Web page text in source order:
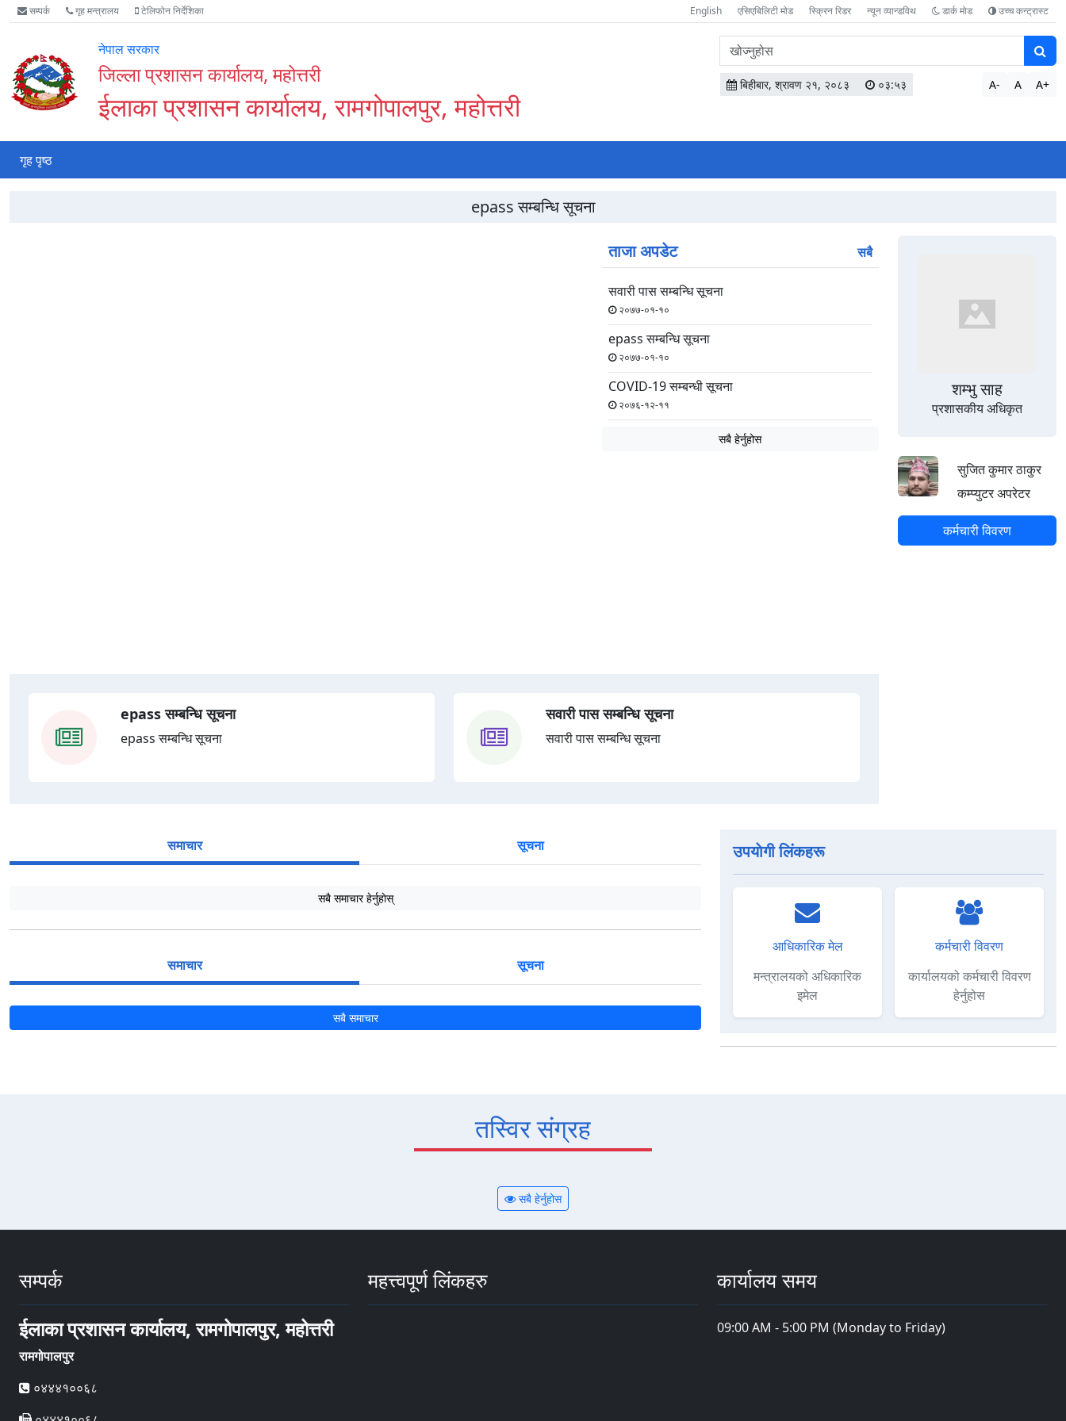
Accessibility
Mode
गर्नुहोस्
मुख्य
नेभिगेसन
वेबसाइट
खोजमा
सम्पर्क गृह मन्त्रालय टेलिफोन निर्देशिका English एसिएबिलिटी मोड स्क्रिन रिडर न्यून व्यान्डविथ डार्क मोड उच्च कन्ट्रास्ट
नेपाल सरकार
जिल्ला प्रशासन कार्यालय, महोत्तरी
ईलाका प्रशासन कार्यालय, रामगोपालपुर, महोत्तरी
वेबसाइटमा
सामग्री
खोज्नुहोस
बिहीबार, श्रावण २१, २०८३ ०३:५३ A- A A+
गृह पृष्ठ
epass सम्बन्धि सूचना
ताजा अपडेट सबै
सवारी पास सम्बन्धि सूचना
२०७७-०१-१०
epass सम्बन्धि सूचना
२०७७-०१-१०
COVID-19 सम्बन्धी सूचना
२०७६-१२-११
सबै हेर्नुहोस
epass सम्बन्धि सूचना
epass सम्बन्धि सूचना
सवारी पास सम्बन्धि सूचना
सवारी पास सम्बन्धि सूचना
शम्भु साह
प्रशासकीय अधिकृत
सुजित कुमार ठाकुर
कम्प्युटर अपरेटर
कर्मचारी विवरण
समाचार सूचना
सबै समाचार हेर्नुहाेस्
समाचार सूचना
सबै समाचार
उपयाेगी लिंकहरू
आधिकारिक मेल
मन्त्रालयको अधिकारिक
इमेल
कर्मचारी विवरण
कार्यालयको कर्मचारी विवरण
हेर्नुहोस
तस्विर संग्रह
सबै हेर्नुहोस
सम्पर्क
ईलाका प्रशासन कार्यालय, रामगोपालपुर, महोत्तरी
रामगोपालपुर
०४४४१००६८
महत्त्वपूर्ण लिंकहरु कार्यालय समय
09:00 AM - 5:00 PM (Monday to Friday)